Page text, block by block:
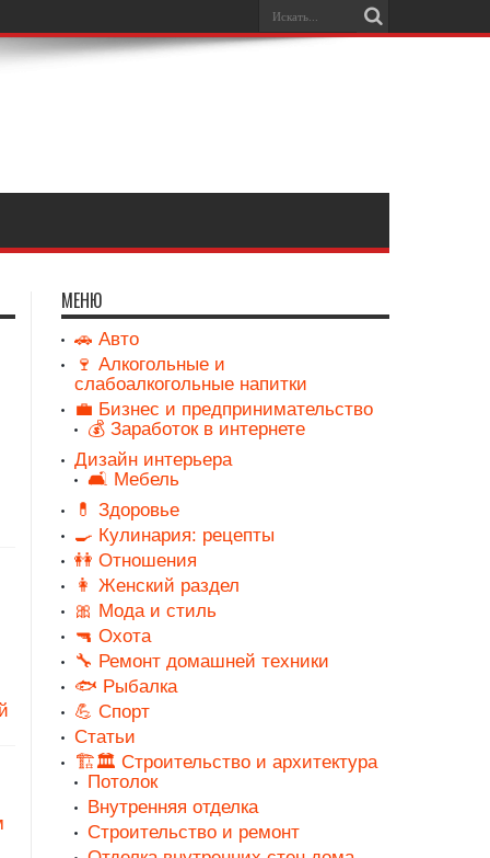
МЕНЮ
🚗 Авто
🍷 Алкогольные и
слабоалкогольные напитки
💼 Бизнес и предпринимательство
💰 Заработок в интернете
Дизайн интерьера
🛋️ Мебель
💊 Здоровье
🍳 Кулинария: рецепты
👭 Отношения
👩 Женский раздел
🎀 Мода и стиль
🔫 Охота
🔧 Ремонт домашней техники
🐟 Рыбалка
💪 Спорт
Статьи
🏗️🏛️ Строительство и архитектура
Потолок
Внутренняя отделка
Строительство и ремонт